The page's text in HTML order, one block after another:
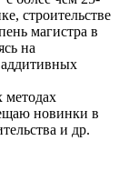
строительстве
магистра в
на
методах
новинки в
и др.